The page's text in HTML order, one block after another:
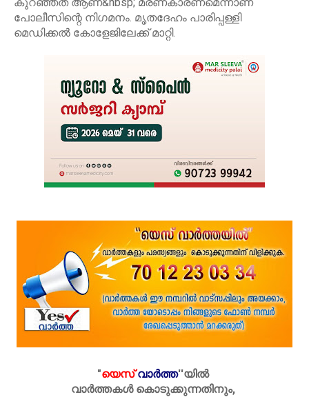
കുറഞ്ഞത് ആണ്&nbsp; മരണകാരണമെന്നാണ്
പോലീസിന്റെ നിഗമനം. മൃതദേഹം പാരിപ്പള്ളി
മെഡിക്കൽ കോളേജിലേക്ക് മാറ്റി.
"യെസ് വാർത്ത''യിൽ
വാർത്തകൾ കൊടുക്കുന്നതിനും,